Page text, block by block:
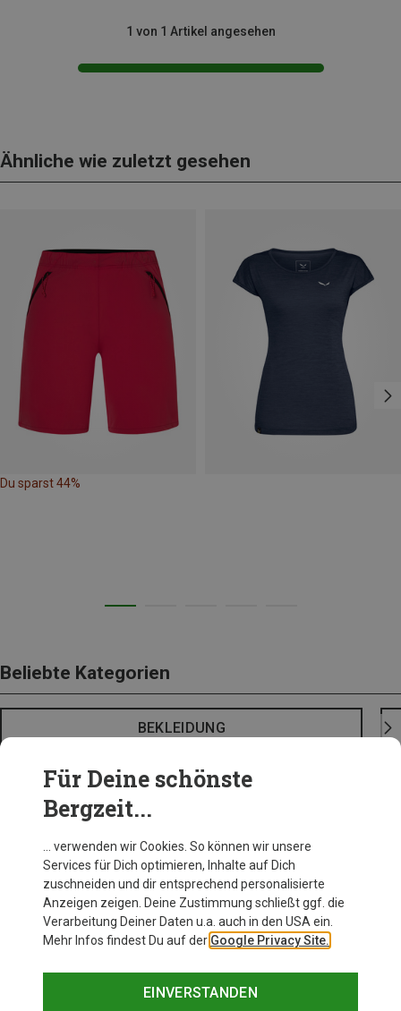
1 von 1 Artikel angesehen
Ähnliche wie zuletzt gesehen
Du sparst 44%
Beliebte Kategorien
BEKLEIDUNG
Für Deine schönste
Bergzeit...
… verwenden wir Cookies. So können wir unsere
Services für Dich optimieren, Inhalte auf Dich
zuschneiden und dir entsprechend personalisierte
Anzeigen zeigen. Deine Zustimmung schließt ggf. die
Verarbeitung Deiner Daten u.a. auch in den USA ein.
Mehr Infos findest Du auf der Google Privacy Site.
EINVERSTANDEN